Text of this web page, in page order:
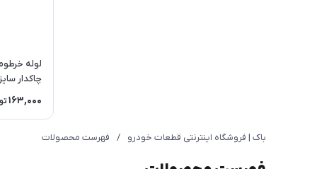
لوله
چاکدار سایز 6
163,000
باک | فروشگاه اینترنتی قطعات خودرو / فهرست محصولات